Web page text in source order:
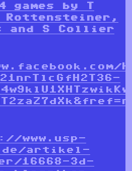
games by T
Rottensteiner,
and S Collier
www.usp-
artikel-
16668-3d-